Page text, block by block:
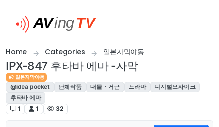
Home Categories 일본자막야동
IPX-847 후타바 에마 -자막
일본자막야동
@idea pocket 단체작품 대물・거근 드라마
디지털모자이크
후타바 에마
1
1 32